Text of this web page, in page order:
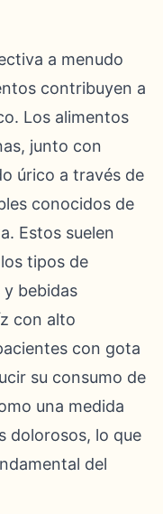
a menudo
contribuyen a
Los alimentos
junto con
úrico a través de
conocidos de
Estos suelen
tipos de
y bebidas
con alto
con gota
su consumo de
una medida
dolorosos, lo que
del